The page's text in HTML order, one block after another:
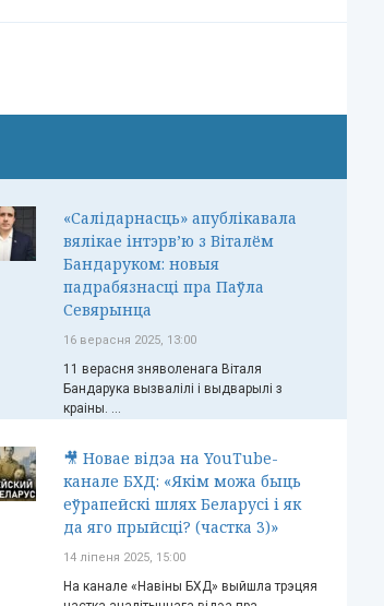
«Салідарнасць» апублікавала
вялікае інтэрв’ю з Віталём
Бандаруком: новыя
падрабязнасці пра Паўла
Севярынца
16 верасня 2025, 13:00
11 верасня зняволенага Віталя
Бандарука вызвалілі і выдварылі з
краіны. ...
🎥 Новае відэа на YouTube-
канале БХД: «Якім можа быць
еўрапейскі шлях Беларусі і як
да яго прыйсці? (частка 3)»
14 ліпеня 2025, 15:00
На канале «Навіны БХД» выйшла трэцяя